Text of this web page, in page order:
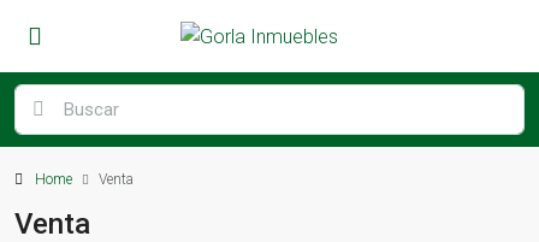
Home Venta
Venta